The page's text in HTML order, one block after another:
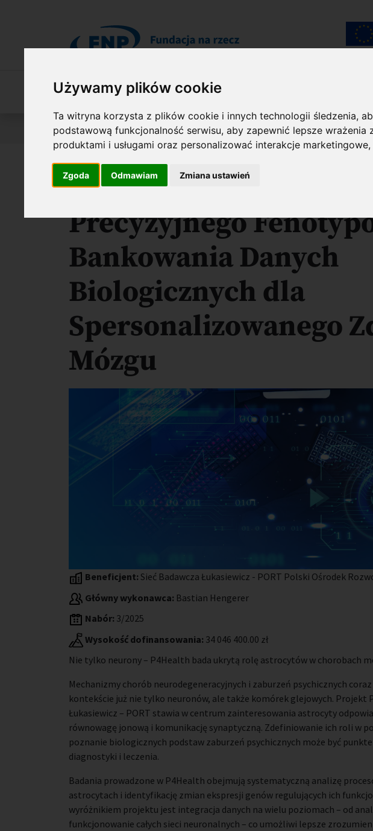
Używamy plików cookie
Ta witryna korzysta z plików cookie i innych technologii śledzenia,
podstawową funkcjonalność serwisu,aby zapewnić lepsze wrażenia
produktami i usługami oraz personalizować interakcje marketingowe
Zgoda Odmawiam Zmiana ustawień
O Fundacji Nasza oferta
Jesteś tutaj:
Wyniki konkursów Międzynarodowe Agendy Badawcze FENG O
P4Health: Centrum
Precyzyjnego
Bankowania Danych
Biologicznych dla
Spersonalizowanego
Mózgu
Beneficjent: Sieć Badawcza Łukasiewicz - PORT Polski Ośrodek
Główny wykonawca: Bastian Hengerer
Nabór: 3/2025
Wysokość dofinansowania: 34 046 400.00 zł
Nie tylko neurony – P4Health bada ukrytą rolę astrocytów w chorobach
Mechanizmy chorób neurodegeneracyjnych i zaburzeń psychicznych
kontekście już nie tylko neuronów, ale także komórek glejowych. Projekt
Łukasiewicz – PORT stawia w centrum zainteresowania astrocyty
równowagę jonową i komunikację synaptyczną. Zdefiniowanie ich roli w
poznanie biologicznych podstaw zaburzeń psychicznych może być
diagnostyki i leczenia.
Badania prowadzone w P4Health obejmują systematyczną analizę
astrocytach i identyfikację zmian ekspresji genów regulujących ich
wyróżnikiem projektu jest integracja danych na wielu poziomach – od
funkcjonowanie całych sieci neuronalnych – co umożliwi lepsze